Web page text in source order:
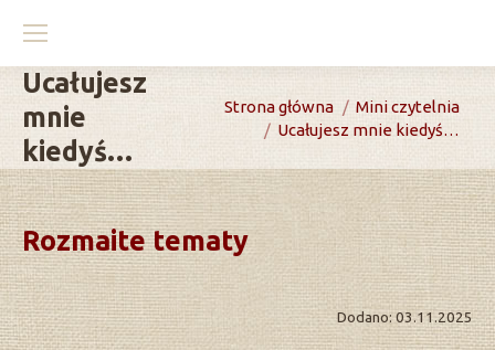
Ucałujesz
mnie
kiedyś…
You are here:
Strona główna
Mini czytelnia
Ucałujesz mnie kiedyś…
Rozmaite tematy
Dodano: 03.11.2025